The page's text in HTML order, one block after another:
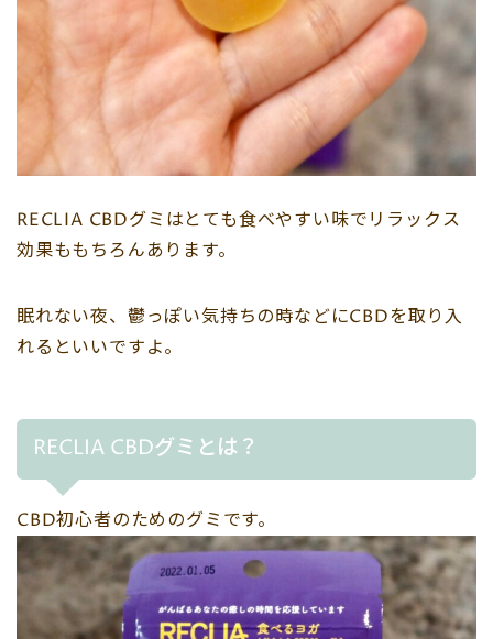
RECLIA CBDグミはとても食べやすい味でリラックス
効果ももちろんあります。
眠れない夜、鬱っぽい気持ちの時などにCBDを取り入
れるといいですよ。
RECLIA CBDグミとは？
CBD初心者のためのグミです。